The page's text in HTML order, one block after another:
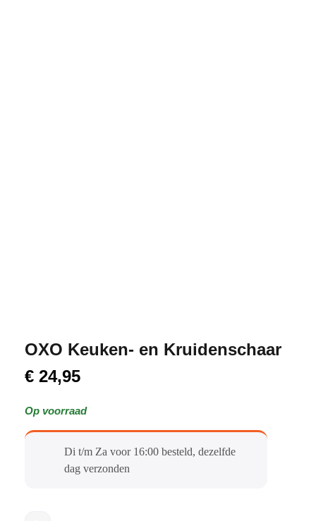
OXO Keuken- en Kruidenschaar
€ 24,95
Op voorraad
Di t/m Za voor 16:00 besteld, dezelfde
dag verzonden​